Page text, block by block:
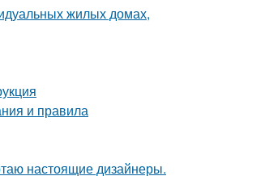
жилых домах,
и правила
настоящие дизайнеры.